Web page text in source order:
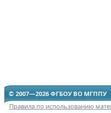
© 2007—2026 ФГБОУ ВО МГППУ
Правила по использованию